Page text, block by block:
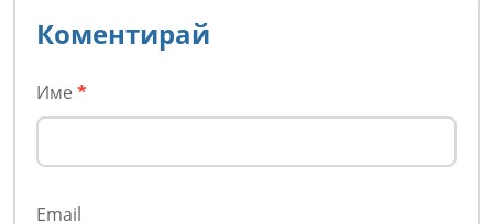
Коментирай
Име *
Email